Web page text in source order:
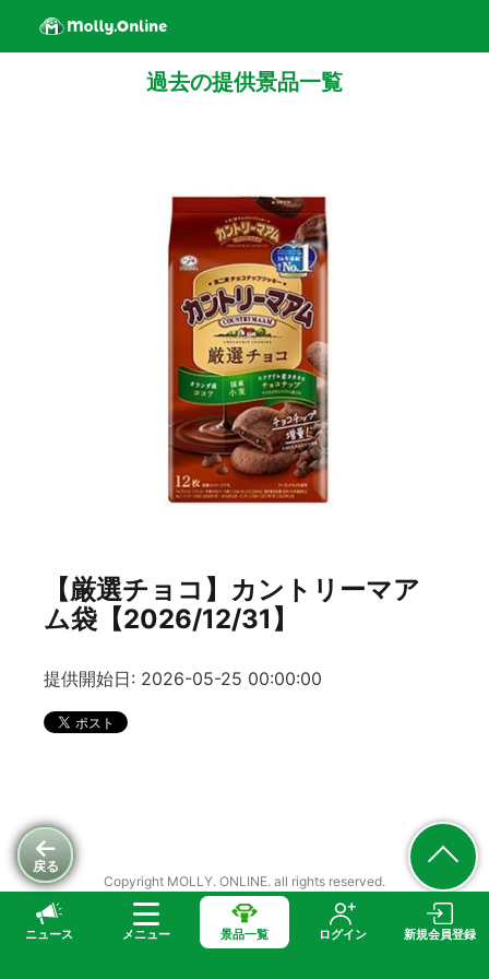
ニュース メニュー 景品一覧 ログイン 新規会員登録
戻る
過去の提供景品一覧
【厳選チョコ】カントリーマア
ム袋【2026/12/31】
提供開始日: 2026-05-25 00:00:00
Copyright MOLLY. ONLINE. all rights reserved.